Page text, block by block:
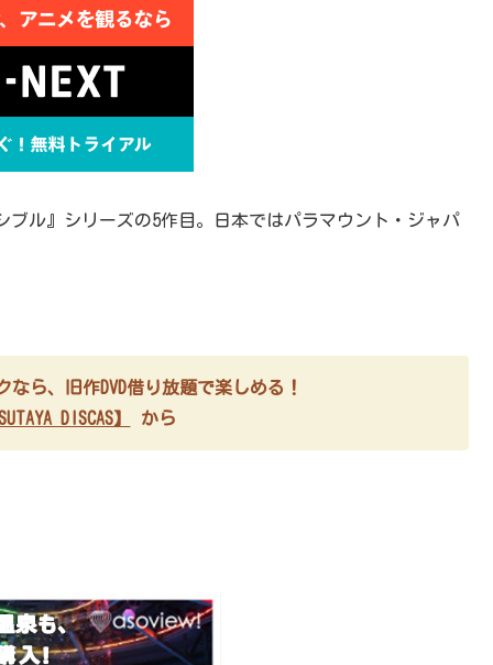
ル』シリーズの5作目。日本ではパラマウント・ジャパ
なら、旧作DVD借り放題で楽しめる！
DISCAS】
から